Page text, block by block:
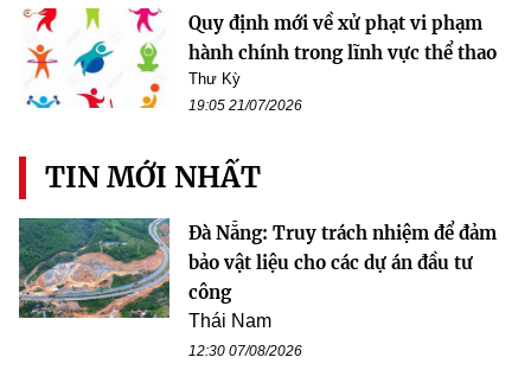
Quy định mới về xử phạt vi phạm
hành chính trong lĩnh vực thể thao
Thư Kỳ
19:05 21/07/2026
TIN MỚI NHẤT
Đà Nẵng: Truy trách nhiệm để đảm
bảo vật liệu cho các dự án đầu tư
công
Thái Nam
12:30 07/08/2026